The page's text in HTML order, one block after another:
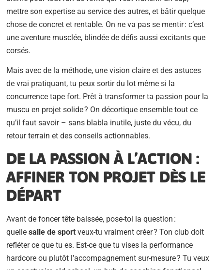
mettre son expertise au service des autres, et bâtir quelque
chose de concret et rentable. On ne va pas se mentir : c’est
une aventure musclée, blindée de défis aussi excitants que
corsés.
Mais avec de la méthode, une vision claire et des astuces
de vrai pratiquant, tu peux sortir du lot même si la
concurrence tape fort. Prêt à transformer ta passion pour la
muscu en projet solide ? On décortique ensemble tout ce
qu’il faut savoir – sans blabla inutile, juste du vécu, du
retour terrain et des conseils actionnables.
DE LA PASSION À L’ACTION :
AFFINER TON PROJET DÈS LE
DÉPART
Avant de foncer tête baissée, pose-toi la question :
quellesalle de sport veux-tu vraiment créer ? Ton club doit
refléter ce que tu es. Est-ce que tu vises la performance
hardcore ou plutôt l’accompagnement sur-mesure ? Tu veux